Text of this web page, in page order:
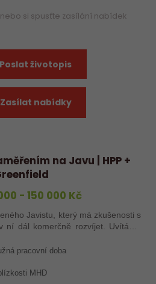
si spusťte zasílání nabídek
Poslat životopis
Zasílat nabídky
na Javu | HPP +
- 150 000 Kč
Javistu, který má zkušenosti s
dál komerčně rozvíjet. Uvítáme
co se rád stane součástí naší
pracovní doba
MHD